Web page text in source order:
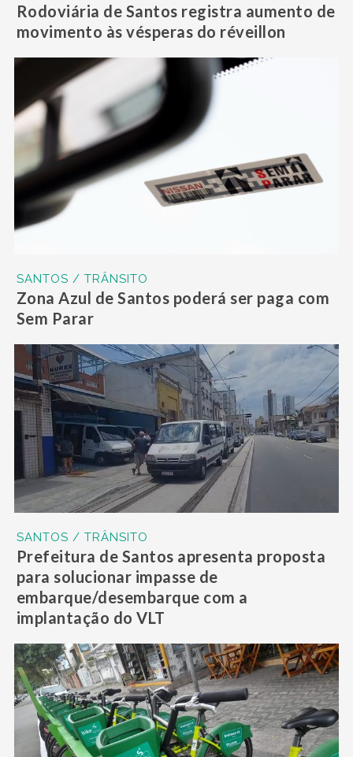
Rodoviária de Santos registra aumento de
movimento às vésperas do réveillon
SANTOS / TRÂNSITO
Zona Azul de Santos poderá ser paga com
Sem Parar
SANTOS / TRÂNSITO
Prefeitura de Santos apresenta proposta
para solucionar impasse de
embarque/desembarque com a
implantação do VLT